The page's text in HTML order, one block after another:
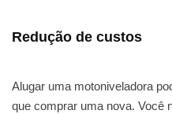
Redução de custos
Alugar uma motoniveladora
que comprar uma nova. Você